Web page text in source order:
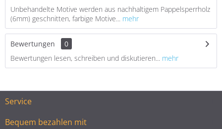
Unbehandelte Motive werden aus nachhaltigem Pappelsperrholz
(6mm) geschnitten, farbige Motive... mehr
Bewertungen
0
Bewertungen lesen, schreiben und diskutieren... mehr
Service
Bequem bezahlen mit